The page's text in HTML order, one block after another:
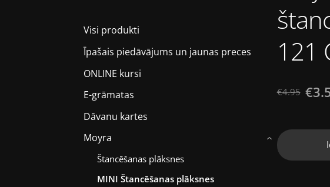
Visi produkti
Īpašais piedāvājums un jaunas preces
ONLINE kursi
E-grāmatas
Dāvanu kartes
Moyra
Štancēšanas plāksnes
MINI Štancēšanas plāksnes
›
121
€4.95